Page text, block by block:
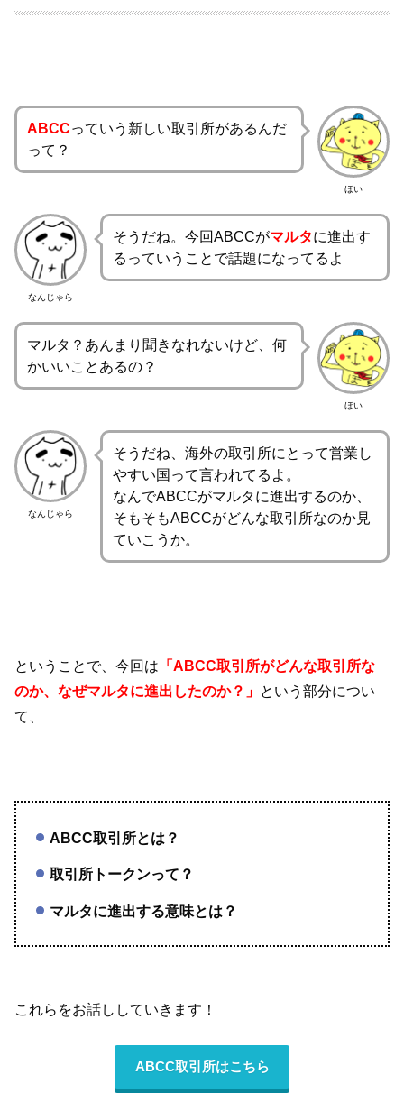
ほい
ABCCっていう新しい取引所があるんだ
って？
なんじゃら
そうだね。今回ABCCがマルタに進出す
るっていうことで話題になってるよ
ほい
マルタ？あんまり聞きなれないけど、何
かいいことあるの？
なんじゃら
そうだね、海外の取引所にとって営業し
やすい国って言われてるよ。
なんでABCCがマルタに進出するのか、
そもそもABCCがどんな取引所なのか見
ていこうか。
ということで、今回は 「ABCC取引所がどんな取引所な
のか、なぜマルタに進出したのか？」 という部分につい
て、
ABCC取引所とは？
取引所トークンって？
マルタに進出する意味とは？
これらをお話ししていきます！
ABCC取引所はこちら